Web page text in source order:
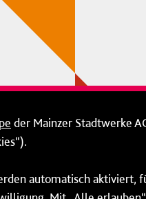
der Mainzer Stadtwerke
automatisch aktiviert,